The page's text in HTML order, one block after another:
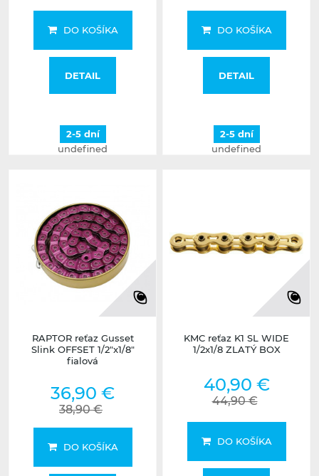
DO KOŠÍKA
DETAIL
2-5 dní
undefined
DO KOŠÍKA
DETAIL
2-5 dní
undefined
RAPTOR reťaz Gusset
Slink OFFSET 1/2"x1/8"
fialová
36,90 €
38,90 €
DO KOŠÍKA
KMC reťaz K1 SL WIDE
1/2x1/8 ZLATÝ BOX
40,90 €
44,90 €
DO KOŠÍKA